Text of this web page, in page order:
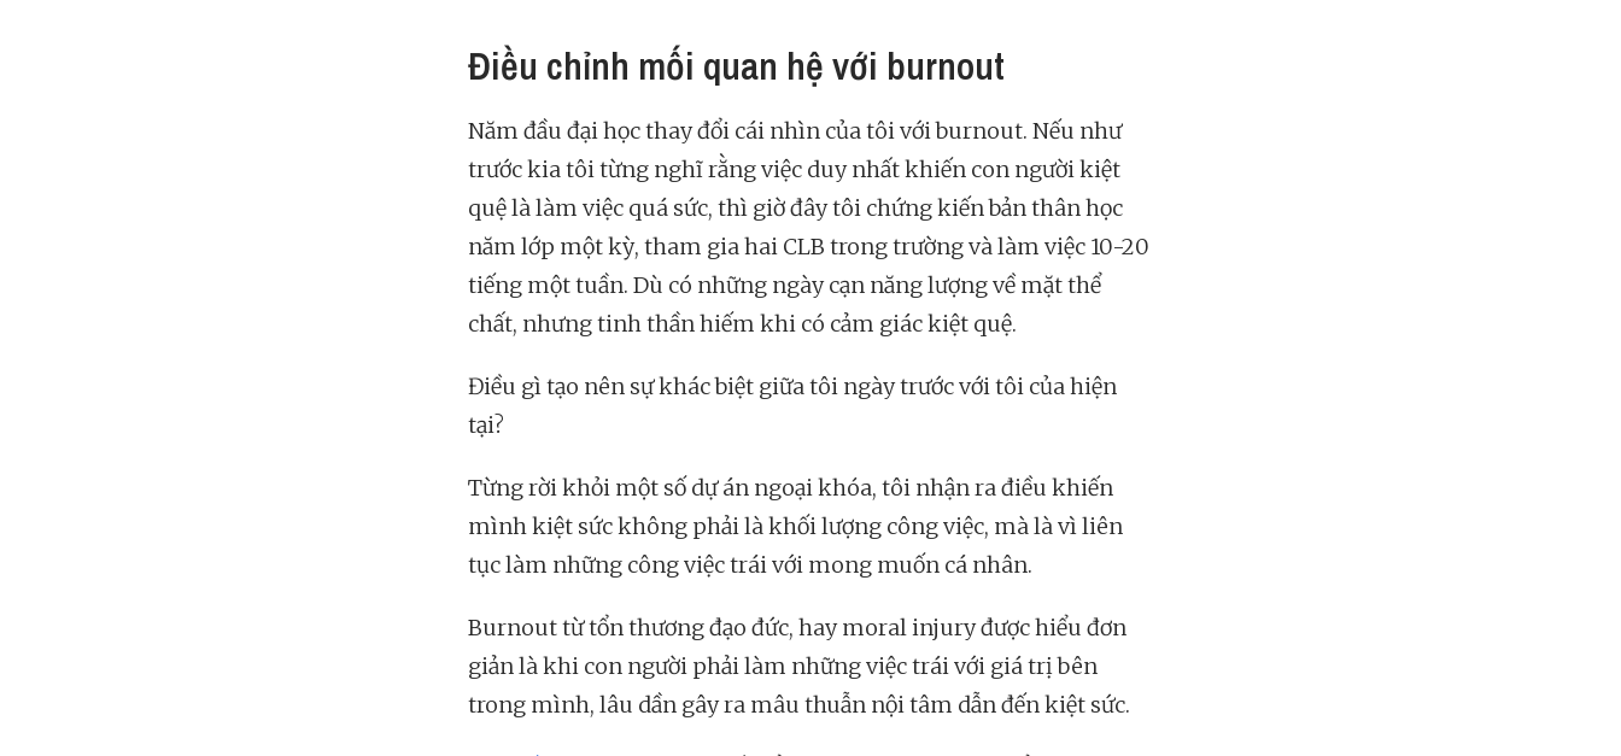
Điều chỉnh mối quan hệ với burnout
Năm đầu đại học thay đổi cái nhìn của tôi với burnout. Nếu như
trước kia tôi từng nghĩ rằng việc duy nhất khiến con người kiệt
quệ là làm việc quá sức, thì giờ đây tôi chứng kiến bản thân học
năm lớp một kỳ, tham gia hai CLB trong trường và làm việc 10-20
tiếng một tuần. Dù có những ngày cạn năng lượng về mặt thể
chất, nhưng tinh thần hiếm khi có cảm giác kiệt quệ.
Điều gì tạo nên sự khác biệt giữa tôi ngày trước với tôi của hiện
tại?
Từng rời khỏi một số dự án ngoại khóa, tôi nhận ra điều khiến
mình kiệt sức không phải là khối lượng công việc, mà là vì liên
tục làm những công việc trái với mong muốn cá nhân.
Burnout từ tổn thương đạo đức, hay moral injury được hiểu đơn
giản là khi con người phải làm những việc trái với giá trị bên
trong mình, lâu dần gây ra mâu thuẫn nội tâm dẫn đến kiệt sức.